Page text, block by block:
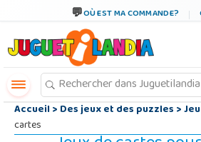
OÙ EST MA COMMANDE?
Accueil>Des jeux et des puzzles>
cartes